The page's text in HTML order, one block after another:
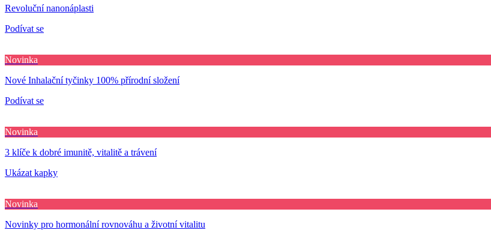
Revoluční nanonáplasti
Podívat se
Novinka
Nové Inhalační tyčinky 100% přírodní složení
Podívat se
Novinka
3 klíče k dobré imunitě, vitalitě a trávení
Ukázat kapky
Novinka
Novinky pro hormonální rovnováhu a životní vitalitu